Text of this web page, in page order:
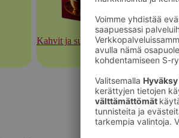
Kahvit ja suodatinpaperit